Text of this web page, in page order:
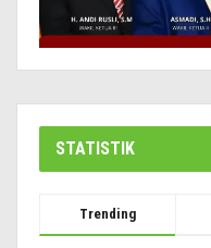
STATISTIK
Trending